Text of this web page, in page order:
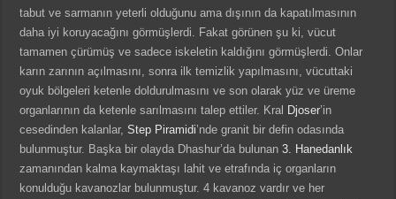
tabut ve sarmanın yeterli olduğunu ama dışının da kapatılmasının
daha iyi koruyacağını görmüşlerdi. Fakat görünen şu ki, vücut
tamamen çürümüş ve sadece iskeletin kaldığını görmüşlerdi. Onlar
karın zarının açılmasını, sonra ilk temizlik yapılmasını, vücuttaki
oyuk bölgeleri ketenle doldurulmasını ve son olarak yüz ve üreme
organlarının da ketenle sarılmasını talep ettiler. Kral Djoser’in
cesedinden kalanlar,Step Piramidi’nde granit bir defin odasında
bulunmuştur. Başka bir olayda Dhashur’da bulunan3. Hanedanlık
zamanından kalma kaymaktaşı lahit ve etrafında iç organların
konulduğu kavanozlar bulunmuştur. 4 kavanoz vardır ve her